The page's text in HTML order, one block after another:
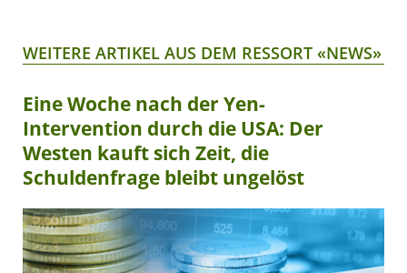
WEITERE ARTIKEL AUS DEM RESSORT «NEWS»
Eine Woche nach der Yen-
Intervention durch die USA: Der
Westen kauft sich Zeit, die
Schuldenfrage bleibt ungelöst